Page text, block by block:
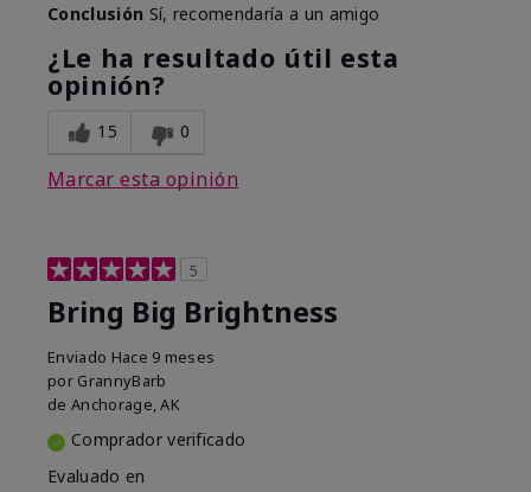
Conclusión Sí, recomendaría a un amigo
¿Le ha resultado útil esta
opinión?
15 0
Marcar esta opinión
5
Bring Big Brightness
Enviado Hace 9 meses
por GrannyBarb
de Anchorage, AK
Comprador verificado
Evaluado en